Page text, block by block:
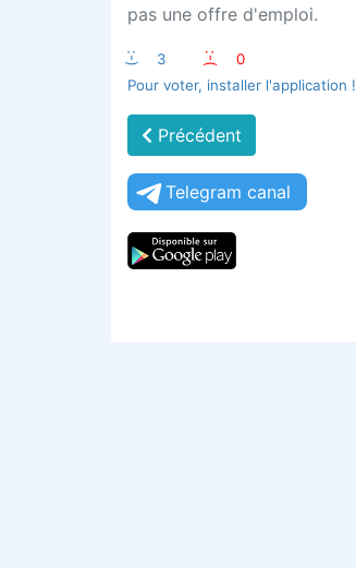
pas une offre d'emploi.
:-) 3 :-(
0
Pour voter, installer l'application !
Précédent
Telegram canal